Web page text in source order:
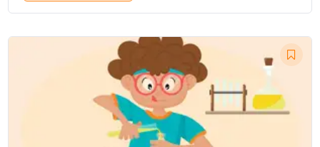
الأصلي
هو:
$30.00.
الحالي
هو:
$24.00.